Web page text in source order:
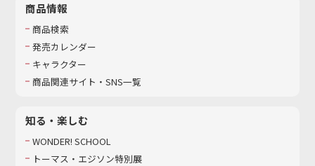
商品情報
商品検索
発売カレンダー
キャラクター
商品関連サイト・SNS一覧
知る・楽しむ
WONDER! SCHOOL
トーマス・エジソン特別展